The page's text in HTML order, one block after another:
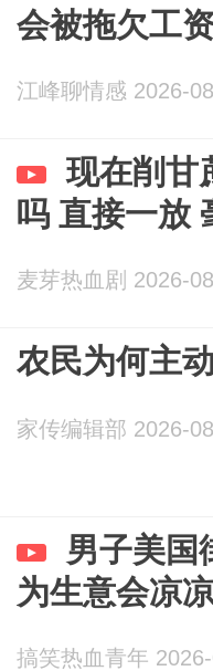
会被拖欠工
江峰聊情感 2026-
现在削甘
吗 直接一放
麦芽热血剧 2026-
农民为何主
家传编辑部 2026-
男子美国
为生意会凉
搞笑热血青年